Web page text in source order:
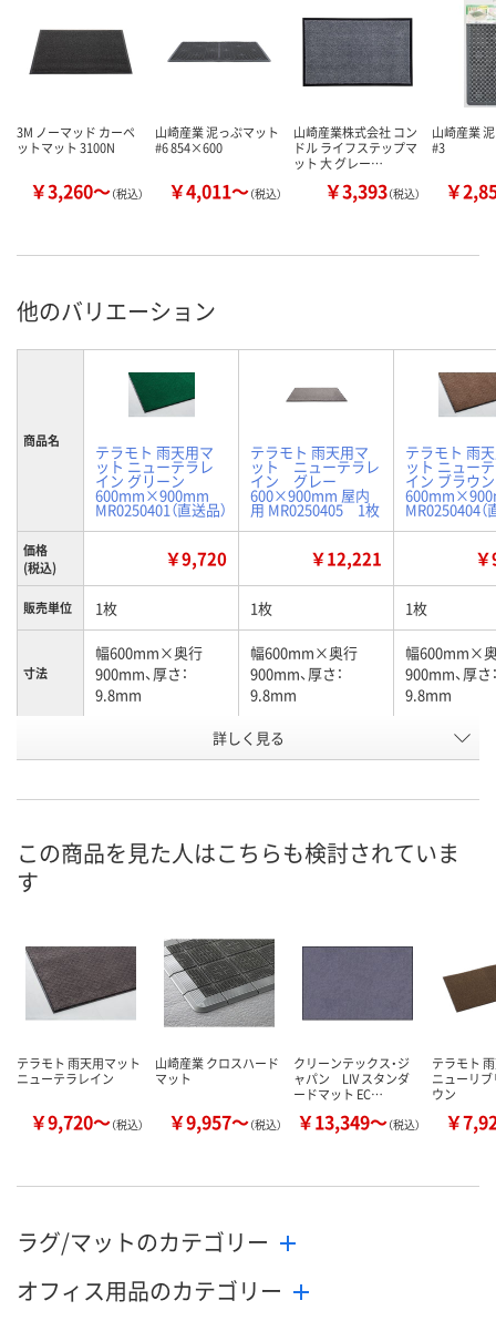
3M ノーマッド カーペ
ットマット 3100N
￥3,260～（税込）
山崎産業 泥っぷマット
#6 854×600
￥4,011～（税込）
山崎産業株式会社 コン
ドル ライフステップマ
ット 大 グレー…
￥3,393（税込）
山崎産業
#3
￥
他のバリエーション
商品名
テラモト 雨天用マ
ット ニューテラレ
イン グリーン
600mm×900mm
MR0250401（直送品）
テラモト 雨天用マ
ット ニューテラレ
イン グレー
600×900mm 屋内
用 MR0250405 1枚
テラモト 雨
ット ニュー
イン ブラウン
MR0250404（
価格
(税込)
￥9,720 ￥12,221
販売単位 1枚 1枚 1枚
寸法
幅600mm×奥行
900mm、厚さ：
9.8mm
幅600mm×奥行
900mm、厚さ：
9.8mm
幅600mm×
900mm、厚さ
9.8mm
グレー ブラウン
号
お届け日
在庫切れです
（次回入荷日未定）
数量
詳しく見る
この商品を見た人はこちらも検討されていま
す
テラモト 雨天用マット
ニューテラレイン
￥9,720～（税込）
山崎産業 クロスハード
マット
￥9,957～（税込）
クリーンテックス・ジ
ャパン LIV スタンダ
ードマット EC…
￥13,349～（税込）
テラモト
ニューリ
ウン
￥
ラグ/マットのカテゴリー
オフィス用品のカテゴリー